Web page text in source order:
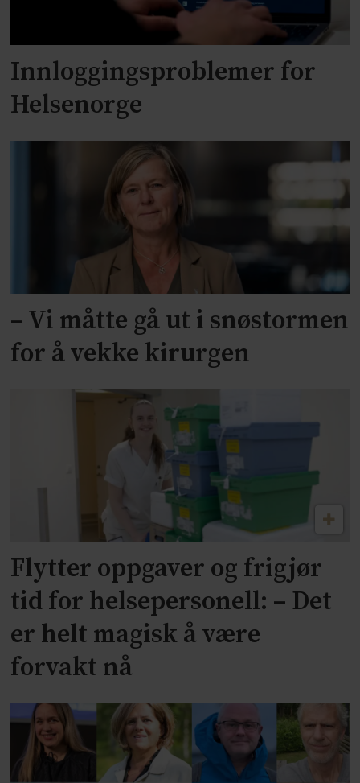
Innloggingsproblemer for
Helsenorge
– Vi måtte gå ut i snøstormen
for å vekke kirurgen
Flytter oppgaver og frigjør
tid for helsepersonell: – Det
er helt magisk å være
forvakt nå